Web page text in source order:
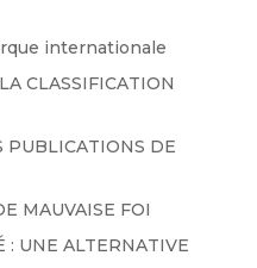
internationale
CLASSIFICATION
PUBLICATIONS DE
MAUVAISE FOI
: UNE ALTERNATIVE